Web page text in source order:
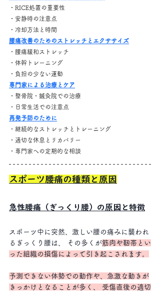
・RICE処置の重要性
・安静時の注意点
・冷却方法と時間
腰痛改善のためのストレッチとエクササイズ
・腰痛緩和ストレッチ
・体幹トレーニング
・負担の少ない運動
専門家による治療とケア
・整骨院・鍼灸院での治療
・日常生活での注意点
再発予防のために
・継続的なストレッチとトレーニング
・適切な休息とリカバリー
・専門家への定期的な相談
スポーツ腰痛の種類と原因
急性腰痛（ぎっくり腰）の原因と特徴
スポーツ中に突然、激しい腰の痛みに襲われ
るぎっくり腰は、 その多くが筋肉や靭帯とい
った組織の損傷によって引き起こされます。
予測できない体勢での動作や、急激な動きが
きっかけとなることが多く、 受傷直後の適切